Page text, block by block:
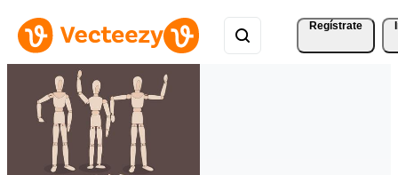
Regístrate